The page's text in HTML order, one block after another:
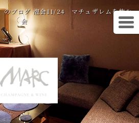
のブログ 泡会11/24 マチュザレムを飲む
会